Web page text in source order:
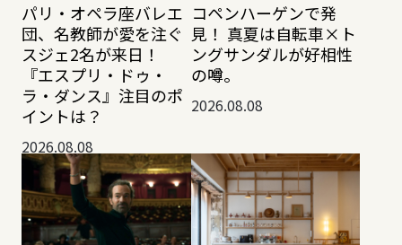
パリ・オペラ座バレエ
団、名教師が愛を注ぐ
スジェ2名が来日！
『エスプリ・ドゥ・
ラ・ダンス』注目のポ
イントは？
2026.08.08
コペンハーゲンで発
見！ 真夏は自転車×ト
ングサンダルが好相性
の噂。
2026.08.08